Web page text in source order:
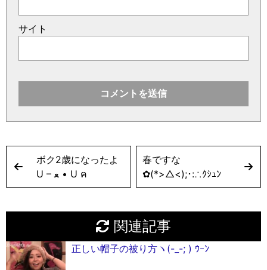
サイト
ボク2歳になったよ
U – ﻌ • U ฅ
春ですな
✿(*>△<);･:∴ｸｼｭﾝ
関連記事
正しい帽子の被り方ヽ(-_-; ) ｳｰﾝ